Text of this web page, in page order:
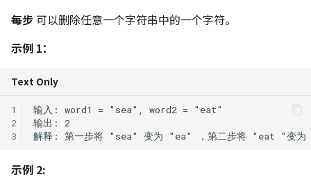
Linux 内核编译尝试
Linux 小手册
Python 笔记 | 字典 dict
Python 笔记 | 使用模块
C++ 笔记 | 第6课 模版
C++ 笔记 | Google C++
110. 平衡二叉树
113. 路径总和 II
222. 完全二叉树的节点个数
236. 二叉树的最近公共祖先
93. 复原 IP 地址
131. 分割回文串
332. 重新安排行程
491. 非递减子序列
406. 根据身高重建队列
452. 用最少数量的箭引爆气
763. 划分字母区间
968. 监控二叉树
1005. K 次取反后最大化的数
每步 可以删除任意一个字符串中的一个字符。
示例 1：
Text Only
1
2
3
示例 2: